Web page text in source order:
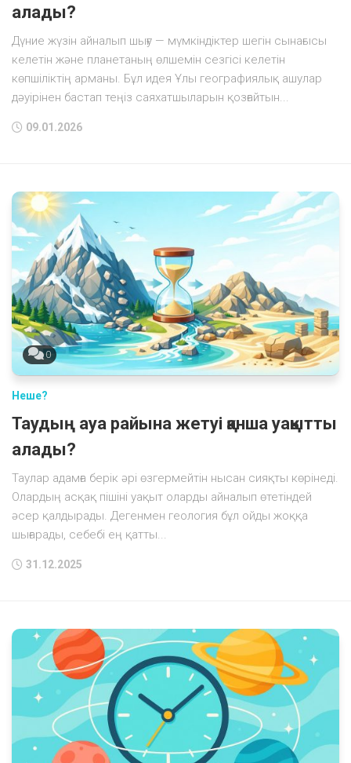
алады?
Дүние жүзін айналып шығу — мүмкіндіктер шегін сынағысы
келетін және планетаның өлшемін сезгісі келетін
көпшіліктің арманы. Бұл идея Ұлы географиялық ашулар
дәуірінен бастап теңіз саяхатшыларын қозғайтын...
09.01.2026
0
Неше?
Таудың ауа райына жетуі қанша уақытты
алады?
Таулар адамға берік әрі өзгермейтін нысан сияқты көрінеді.
Олардың асқақ пішіні уақыт оларды айналып өтетіндей
әсер қалдырады. Дегенмен геология бұл ойды жоққа
шығарады, себебі ең қатты...
31.12.2025